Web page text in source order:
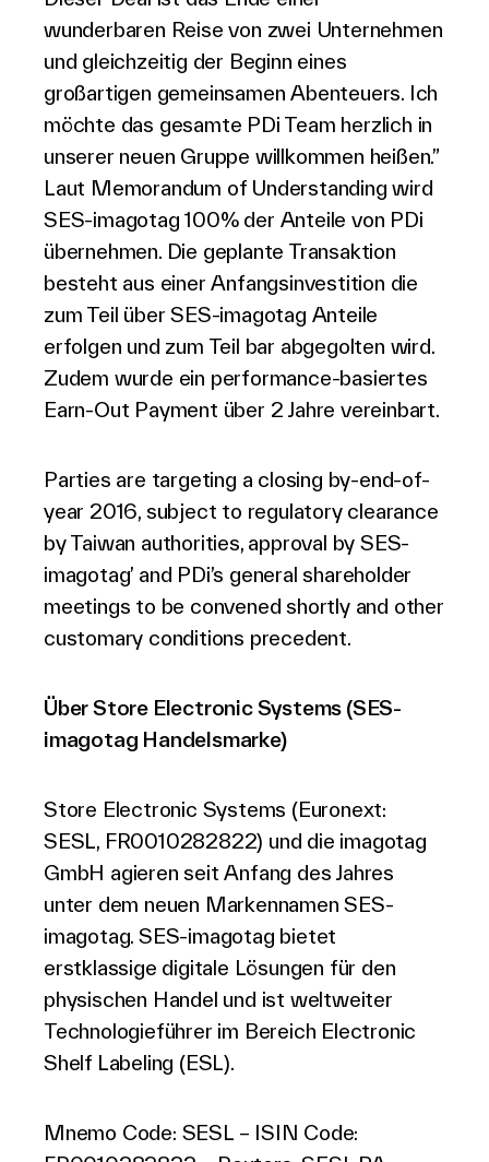
wunderbaren Reise von zwei Unternehmen
und gleichzeitig der Beginn eines
großartigen gemeinsamen Abenteuers. Ich
möchte das gesamte PDi Team herzlich in
unserer neuen Gruppe willkommen heißen.”
Laut Memorandum of Understanding wird
SES-imagotag 100% der Anteile von PDi
übernehmen. Die geplante Transaktion
besteht aus einer Anfangsinvestition die
zum Teil über SES-imagotag Anteile
erfolgen und zum Teil bar abgegolten wird.
Zudem wurde ein performance-basiertes
Earn-Out Payment über 2 Jahre vereinbart.
Parties are targeting a closing by-end-of-
year 2016, subject to regulatory clearance
by Taiwan authorities, approval by SES-
imagotag’ and PDi’s general shareholder
meetings to be convened shortly and other
customary conditions precedent.
Über Store Electronic Systems (SES-
imagotag Handelsmarke)
Store Electronic Systems (Euronext:
SESL, FR0010282822) und die imagotag
GmbH agieren seit Anfang des Jahres
unter dem neuen Markennamen SES-
imagotag. SES-imagotag bietet
erstklassige digitale Lösungen für den
physischen Handel und ist weltweiter
Technologieführer im Bereich Electronic
Shelf Labeling (ESL).
Mnemo Code: SESL – ISIN Code: